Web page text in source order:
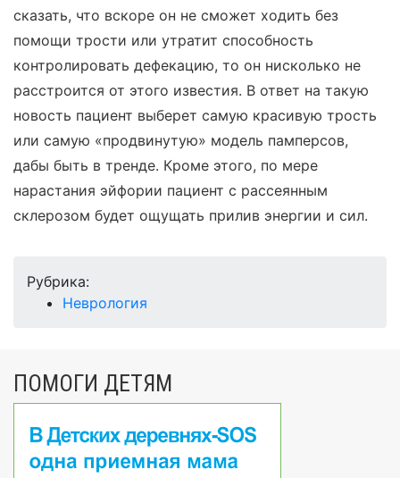
сказать, что вскоре он не сможет ходить без
помощи трости или утратит способность
контролировать дефекацию, то он нисколько не
расстроится от этого известия. В ответ на такую
новость пациент выберет самую красивую трость
или самую «продвинутую» модель памперсов,
дабы быть в тренде. Кроме этого, по мере
нарастания эйфории пациент с рассеянным
склерозом будет ощущать прилив энергии и сил.
Рубрика:
Неврология
ПОМОГИ ДЕТЯМ